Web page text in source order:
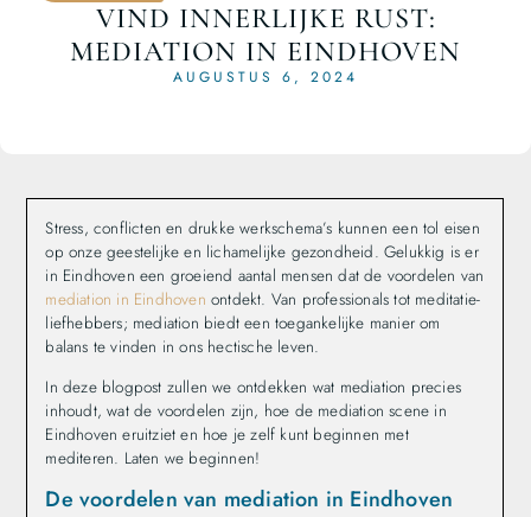
VIND INNERLIJKE RUST:
MEDIATION IN EINDHOVEN
AUGUSTUS 6, 2024
Stress, conflicten en drukke werkschema’s kunnen een tol eisen
op onze geestelijke en lichamelijke gezondheid. Gelukkig is er
in Eindhoven een groeiend aantal mensen dat de voordelen van
mediation in Eindhoven ontdekt. Van professionals tot meditatie-
liefhebbers; mediation biedt een toegankelijke manier om
balans te vinden in ons hectische leven.
In deze blogpost zullen we ontdekken wat mediation precies
inhoudt, wat de voordelen zijn, hoe de mediation scene in
Eindhoven eruitziet en hoe je zelf kunt beginnen met
mediteren. Laten we beginnen!
De voordelen van mediation in Eindhoven